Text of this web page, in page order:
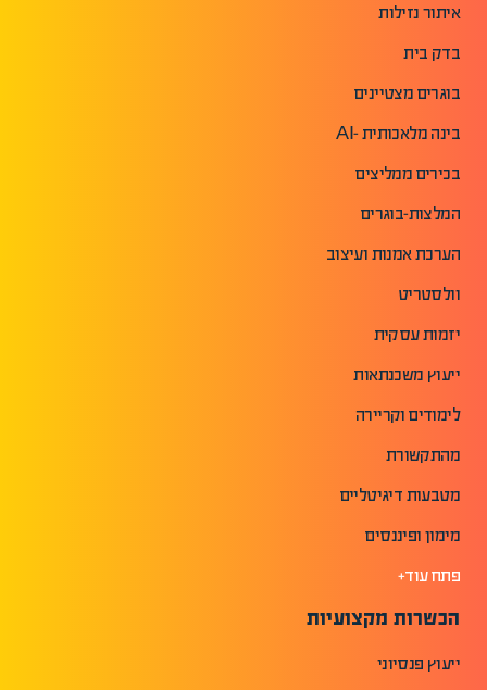
איתור נזילות
בדק בית
בוגרים מצטיינים
בינה מלאכותית -AI
בכירים ממליצים
המלצות-בוגרים
הערכת אמנות ועיצוב
וולסטריט
יזמות עסקית
ייעוץ משכנתאות
לימודים וקריירה
מהתקשורת
מטבעות דיגיטליים
מימון ופיננסים
פתח עוד+
הכשרות מקצועיות
ייעוץ פנסיוני